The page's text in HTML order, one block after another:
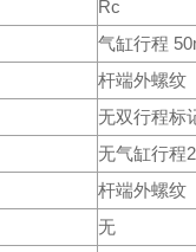
Rc
气缸行程
杆端外螺纹
无双行程标
无气缸行程2
杆端外螺纹
无